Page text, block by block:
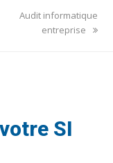
next
Audit informatique
entreprise
SI